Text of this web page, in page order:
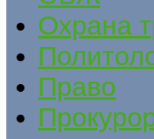
Охрана
Право